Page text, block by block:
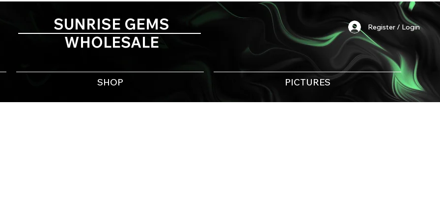
SHOP PICTURES
Register / Login
SUNRISE GEMS
WHOLESALE